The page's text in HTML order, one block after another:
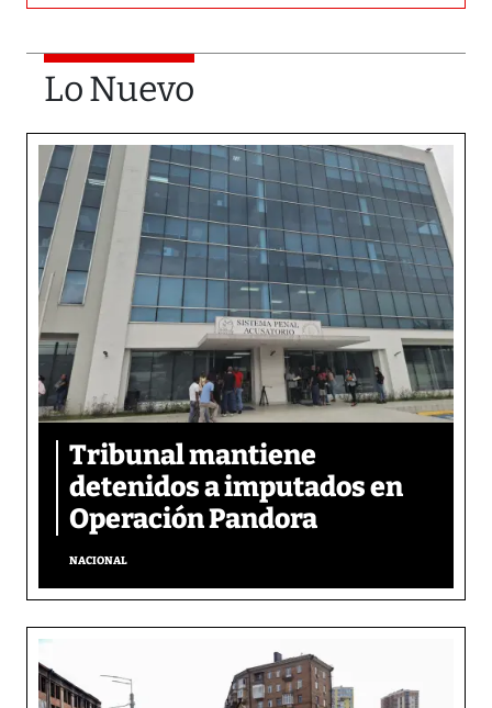
Lo Nuevo
Tribunal mantiene
detenidos a imputados en
Operación Pandora
NACIONAL